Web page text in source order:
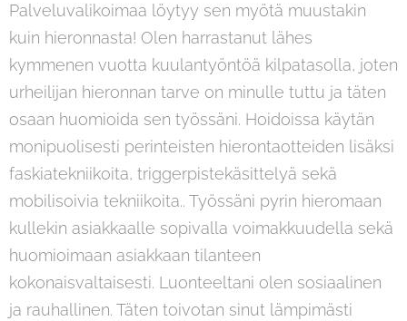
Palveluvalikoimaa löytyy sen myötä muustakin
kuin hieronnasta! Olen harrastanut lähes
kymmenen vuotta kuulantyöntöä kilpatasolla, joten
urheilijan hieronnan tarve on minulle tuttu ja täten
osaan huomioida sen työssäni. Hoidoissa käytän
monipuolisesti perinteisten hierontaotteiden lisäksi
faskiatekniikoita, triggerpistekäsittelyä sekä
mobilisoivia tekniikoita.. Työssäni pyrin hieromaan
kullekin asiakkaalle sopivalla voimakkuudella sekä
huomioimaan asiakkaan tilanteen
kokonaisvaltaisesti. Luonteeltani olen sosiaalinen
ja rauhallinen. Täten toivotan sinut lämpimästi